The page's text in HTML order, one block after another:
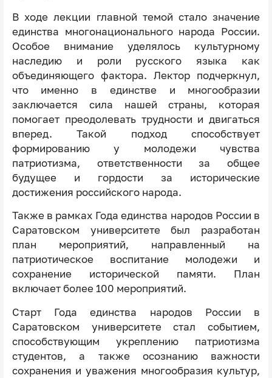
В ходе лекции главной темой стало значение
единства многонационального народа России.
Особое внимание уделялось культурному
наследию и роли русского языка как
объединяющего фактора. Лектор подчеркнул,
что именно в единстве и многообразии
заключается сила нашей страны, которая
помогает преодолевать трудности и двигаться
вперед. Такой подход способствует
формированию у молодежи чувства
патриотизма, ответственности за общее
будущее и гордости за исторические
достижения российского народа.
Также в рамках Года единства народов России в
Саратовском университете был разработан
план мероприятий, направленный на
патриотическое воспитание молодежи и
сохранение исторической памяти. План
включает более 100 мероприятий.
Старт Года единства народов России в
Саратовском университете стал событием,
способствующим укреплению патриотизма
студентов, а также осознанию важности
сохранения и уважения многообразия культур,